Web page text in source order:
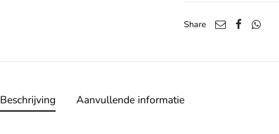
Share
Beschrijving Aanvullende informatie